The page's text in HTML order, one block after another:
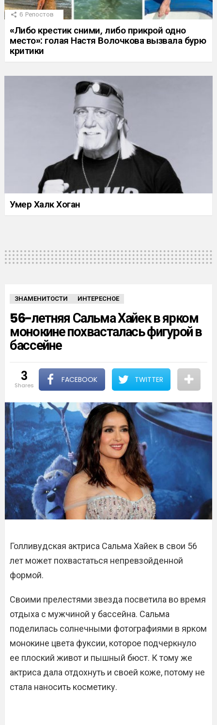
6 Репостов
«Либо крестик сними, либо прикрой одно
место»: голая Настя Волочкова вызвала бурю
критики
Умер Халк Хоган
ЗНАМЕНИТОСТИ ИНТЕРЕСНОЕ
56-летняя Сальма Хайек в ярком
монокине похвасталась фигурой в
бассейне
3
shares
FACEBOOK TWITTER
Голливудская актриса Сальма Хайек в свои 56
лет может похвастаться непревзойденной
формой.
Своими прелестями звезда посветила во время
отдыха с мужчиной у бассейна. Сальма
поделилась солнечными фотографиями в ярком
монокине цвета фуксии, которое подчеркнуло
ее плоский живот и пышный бюст. К тому же
актриса дала отдохнуть и своей коже, потому не
стала наносить косметику.